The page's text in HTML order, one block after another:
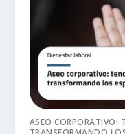
ASEO CORPORATIVO: